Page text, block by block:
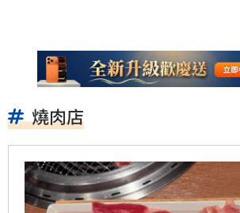
燒肉店